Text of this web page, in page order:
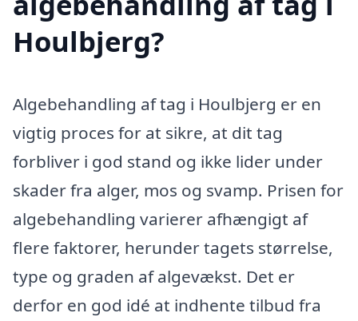
Houlbjerg?
Algebehandling af tag i Houlbjerg er en
vigtig proces for at sikre, at dit tag
forbliver i god stand og ikke lider under
skader fra alger, mos og svamp. Prisen for
algebehandling varierer afhængigt af
flere faktorer, herunder tagets størrelse,
type og graden af algevækst. Det er
derfor en god idé at indhente tilbud fra